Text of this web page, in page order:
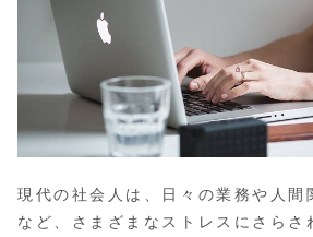
現代の社会人は、日々の業務や人間
など、さまざまなストレスにさらさ